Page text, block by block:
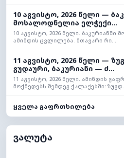
10 აგვისტო, 2026 წელი —
მოსალოდნელია ელჭექი...
10 აგვისტო, 2026 წელი.
ამინდის ცვლილება. მთავარი რი...
11 აგვისტო, 2026 წელი —
გუდაური, ბაკურიანი — ძ...
11 აგვისტო, 2026 წელი. ამინდის
მოქმედებს შემდეგ ქალაქებში:
ყველა გაფრთხილება
ვალუტა